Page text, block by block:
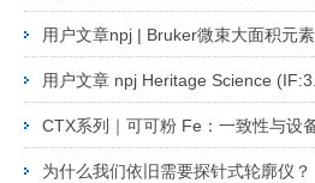
为什么我们依旧需要探针式轮廓仪？